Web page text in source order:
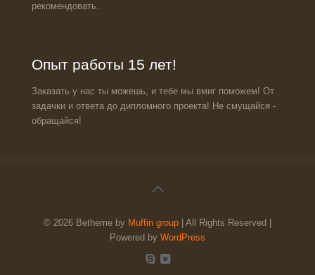
рекомендовать.
Опыт работы 15 лет!
Заказать у нас ты можешь, и тебе мы вмиг поможем! От
задачки и ответа до дипломного проекта! Не смущайся -
обращайся!
© 2026 Betheme by Muffin group | All Rights Reserved |
Powered by WordPress